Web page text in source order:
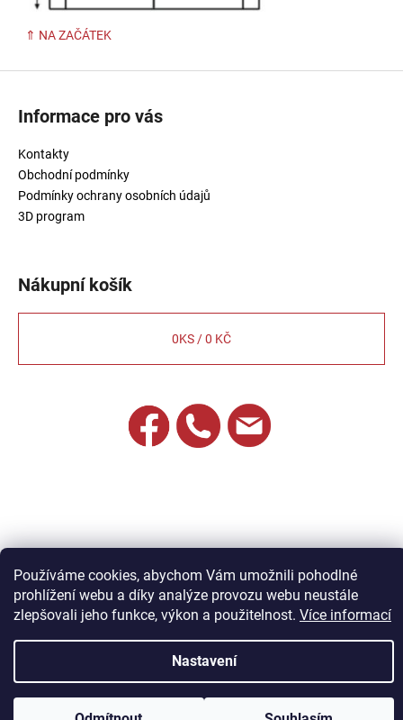
Používáme cookies, abychom Vám umožnili pohodlné
prohlížení webu a díky analýze provozu webu neustále
zlepšovali jeho funkce, výkon a použitelnost. Více informací
Nastavení
⇑ NA ZAČÁTEK
Informace pro vás
Kontakty
Obchodní podmínky
Podmínky ochrany osobních údajů
3D program
Nákupní košík
0KS /0 KČ
Copyright 2026Jandík nábytek. Všechna práva vyhrazena.